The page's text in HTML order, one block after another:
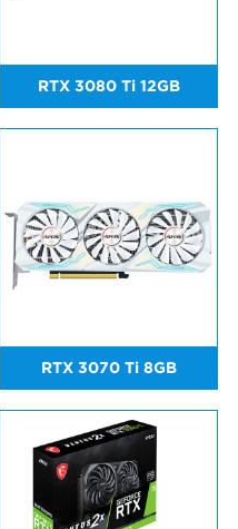
RTX 3080 Ti 12GB
RTX 3070 Ti 8GB